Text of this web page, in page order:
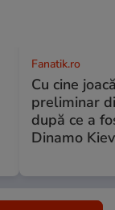
Fanatik.ro
Cu cine
preliminar
după ce a
Dinamo